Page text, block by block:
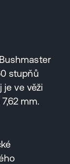
stupňů
je ve věži
mm.